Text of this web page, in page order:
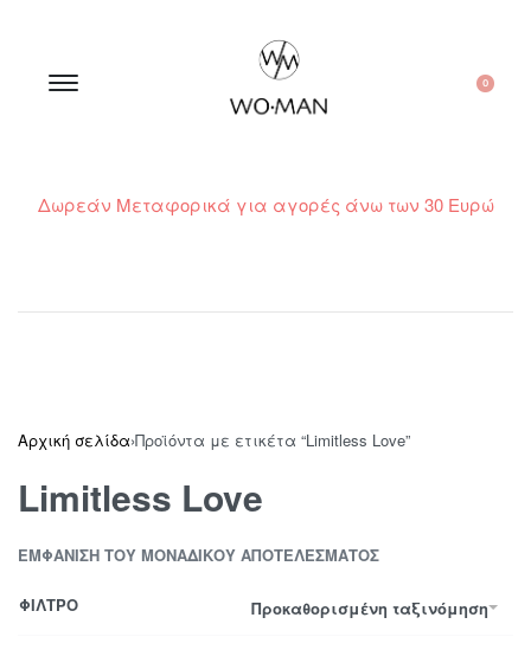
0
Δωρεάν Μεταφορικά για αγορές άνω των 30 Ευρώ
Αρχική σελίδα›Προϊόντα με ετικέτα “Limitless Love”
Limitless Love
ΕΜΦΆΝΙΣΗ ΤΟΥ ΜΟΝΑΔΙΚΟΎ ΑΠΟΤΕΛΈΣΜΑΤΟΣ
Προκαθορισμένη ταξινόμηση
ΦΙΛΤΡΟ